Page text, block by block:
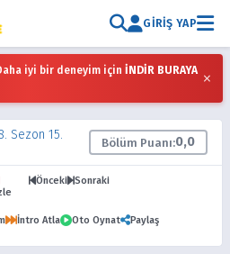
GIRIŞ YAP
iyi bir deneyim için İNDİR BURAYA ×
Sezon 15.
Bölüm Puanı:0,0
Önceki
Sonraki
İntro Atla Oto Oynat
Paylaş